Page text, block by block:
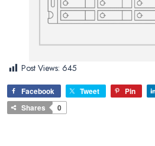
Post Views: 645
Facebook Tweet Pin
Shares
0